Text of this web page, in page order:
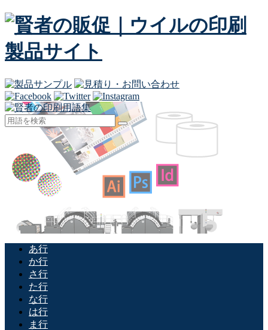
あ行
か行
さ行
た行
な行
は行
ま行